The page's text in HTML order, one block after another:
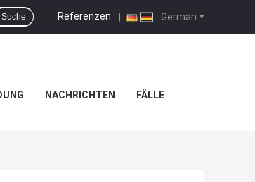
German
Referenzen |
Suche
NACHRICHTEN FÄLLE